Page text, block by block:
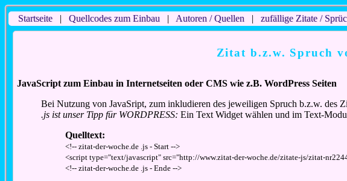
Startseite| Quellcodes zum Einbau | Autoren / Quellen | zufällige Zitate /
Zitat b.z.w. Spruch
JavaScript zum Einbau in Internetseiten oder CMS wie z.B. WordPress Seiten
Bei Nutzung von JavaSript, zum inkludieren des jeweiligen Spruch b.z.w. des
.js ist unser Tipp für WORDPRESS: Ein Text Widget wählen und im Text-
Quelltext:
<!-- zitat-der-woche.de .js - Start -->
<script type="text/javascript" src="http://www.zitat-der-woche.de/zitate-js/zitat-
<!-- zitat-der-woche.de .js - Ende -->